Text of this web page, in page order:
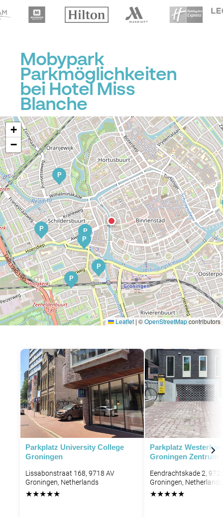
Mobypark
Parkmöglichkeiten
bei Hotel Miss
Blanche
P
P
P
P
P
P
+
−
Leaflet | ©OpenStreetMapcontributors
Parkplatz University College
Groningen
Lissabonstraat 168, 9718 AV
Groningen, Netherlands
★★★★★
Parkplatz
Groningen Zentrum
Eendrachtskade 2,
Groningen, Netherlands
★★★★★